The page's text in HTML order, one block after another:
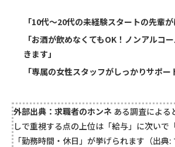
「10代〜20代の未経験スタートの先輩が
「お酒が飲めなくてもOK！ノンアルコ
きます」
「専属の女性スタッフがしっかりサポー
外部出典：求職者のホンネ ある調査による
しで重視する点の上位は「給与」に次いで
「勤務時間・休日」が挙げられます（出典: